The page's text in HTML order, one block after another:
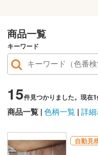
商品一覧
キーワード
15件見つかりました。現在1
商品一覧 色柄一覧 詳
自動見